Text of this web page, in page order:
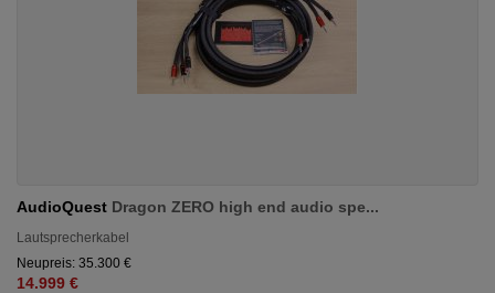
AudioQuest Dragon ZERO high end audio spe...
Lautsprecherkabel
Neupreis: 35.300 €
14.999 €